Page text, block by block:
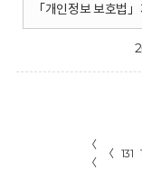
「개인정보 보호법
〈
〈
〈 131